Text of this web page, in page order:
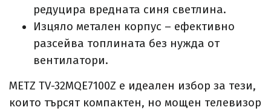
редуцира вредната синя светлина.
Изцяло метален корпус – ефективно
разсейва топлината без нужда от
вентилатори.
METZ TV-32MQE7100Z е идеален избор за тези,
които търсят компактен, но мощен телевизор